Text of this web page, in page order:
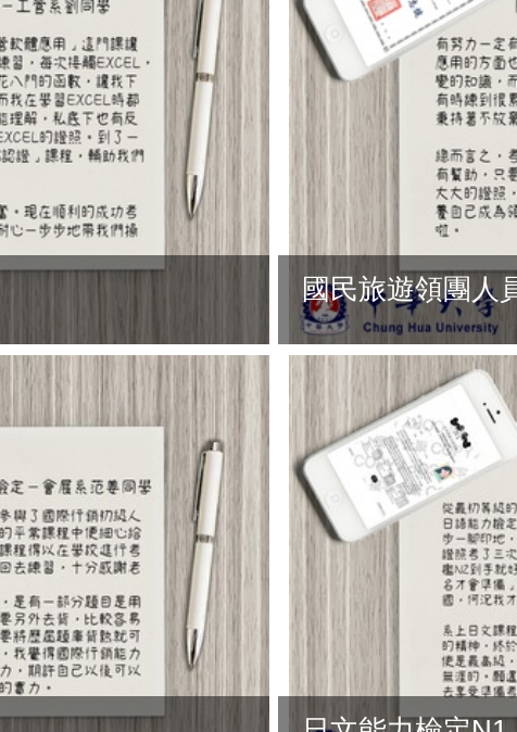
國民旅遊領團人